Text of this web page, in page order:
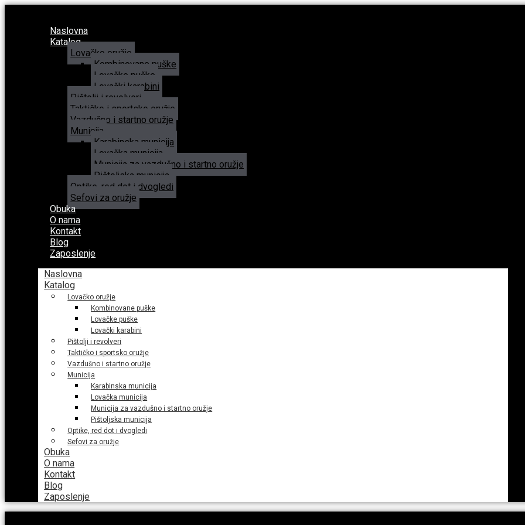
Naslovna
Katalog
Lovačko oružje
Kombinovane puške
Lovačke puške
Lovački karabini
Pištolji i revolveri
Taktičko i sportsko oružje
Vazdušno i startno oružje
Municija
Karabinska municija
Lovačka municija
Municija za vazdušno i startno oružje
Pištoljska municija
Optike, red dot i dvogledi
Sefovi za oružje
Obuka
O nama
Kontakt
Blog
Zaposlenje
Naslovna
Katalog
Lovačko oružje
Kombinovane puške
Lovačke puške
Lovački karabini
Pištolji i revolveri
Taktičko i sportsko oružje
Vazdušno i startno oružje
Municija
Karabinska municija
Lovačka municija
Municija za vazdušno i startno oružje
Pištoljska municija
Optike, red dot i dvogledi
Sefovi za oružje
Obuka
O nama
Kontakt
Blog
Zaposlenje